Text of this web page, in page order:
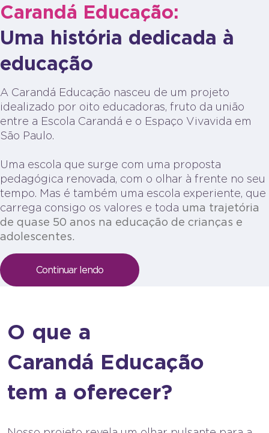
Carandá Educação:
Uma história dedicada à
educação
A Carandá Educação nasceu de um projeto
idealizado por oito educadoras, fruto da união
entre a Escola Carandá e o Espaço Vivavida em
São Paulo.
Uma escola que surge com uma proposta
pedagógica renovada, com o olhar à frente no seu
tempo. Mas é também uma escola experiente, que
carrega consigo os valores e toda uma trajetória
de quase 50 anos na educação de crianças e
adolescentes.
Continuar lendo
O que a
Carandá Educação
tem a oferecer?